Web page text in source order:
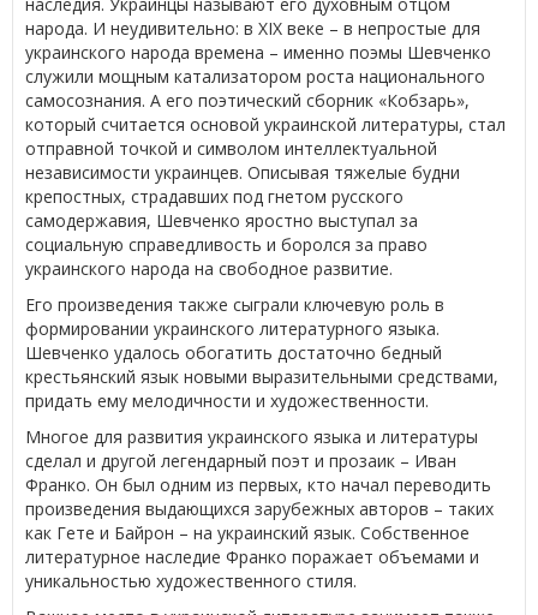
народа. И неудивительно: в XIX веке – в непростые для
украинского народа времена – именно поэмы Шевченко
служили мощным катализатором роста национального
самосознания. А его поэтический сборник «Кобзарь»,
который считается основой украинской литературы, стал
отправной точкой и символом интеллектуальной
независимости украинцев. Описывая тяжелые будни
крепостных, страдавших под гнетом русского
самодержавия, Шевченко яростно выступал за
социальную справедливость и боролся за право
украинского народа на свободное развитие.
Его произведения также сыграли ключевую роль в
формировании украинского литературного языка.
Шевченко удалось обогатить достаточно бедный
крестьянский язык новыми выразительными средствами,
придать ему мелодичности и художественности.
Многое для развития украинского языка и литературы
сделал и другой легендарный поэт и прозаик – Иван
Франко. Он был одним из первых, кто начал переводить
произведения выдающихся зарубежных авторов – таких
как Гете и Байрон – на украинский язык. Собственное
литературное наследие Франко поражает объемами и
уникальностью художественного стиля.